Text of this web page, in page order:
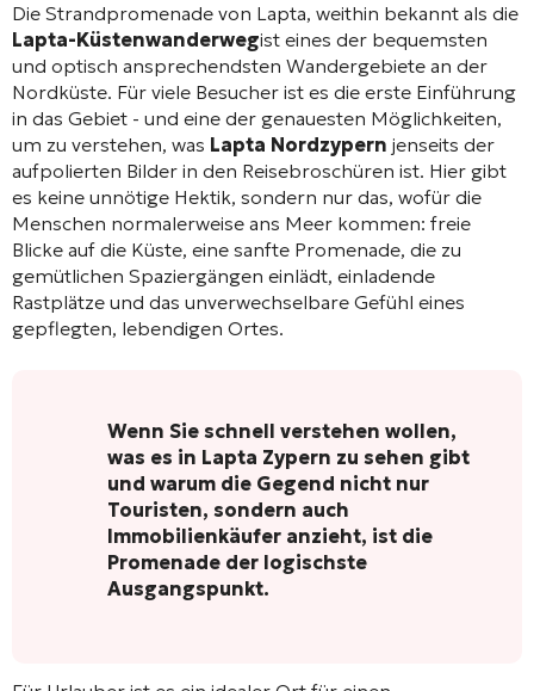
Die Strandpromenade von Lapta, weithin bekannt als die
Lapta-Küstenwanderwegist eines der bequemsten
und optisch ansprechendsten Wandergebiete an der
Nordküste. Für viele Besucher ist es die erste Einführung
in das Gebiet - und eine der genauesten Möglichkeiten,
um zu verstehen, was Lapta Nordzypern jenseits der
aufpolierten Bilder in den Reisebroschüren ist. Hier gibt
es keine unnötige Hektik, sondern nur das, wofür die
Menschen normalerweise ans Meer kommen: freie
Blicke auf die Küste, eine sanfte Promenade, die zu
gemütlichen Spaziergängen einlädt, einladende
Rastplätze und das unverwechselbare Gefühl eines
gepflegten, lebendigen Ortes.
Wenn Sie schnell verstehen wollen,
was es in Lapta Zypern zu sehen gibt
und warum die Gegend nicht nur
Touristen, sondern auch
Immobilienkäufer anzieht, ist die
Promenade der logischste
Ausgangspunkt.